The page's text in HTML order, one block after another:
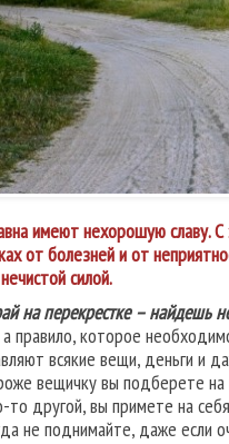
имеют нехорошую славу. С
от болезней и от
силой.
на перекрестке – найдешь
правило, которое
всякие вещи, деньги и
вещичку вы подберете на
то другой, вы примете на
не поднимайте, даже если